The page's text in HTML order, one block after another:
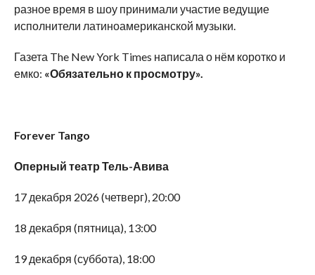
разное время в шоу принимали участие ведущие
исполнители латиноамериканской музыки.
Газета The New York Times написала о нём коротко и
емко: «Обязательно к просмотру».
Forever Tango
Оперный театр Тель-Авива
17 декабря 2026 (четверг), 20:00
18 декабря (пятница), 13:00
19 декабря (суббота), 18:00